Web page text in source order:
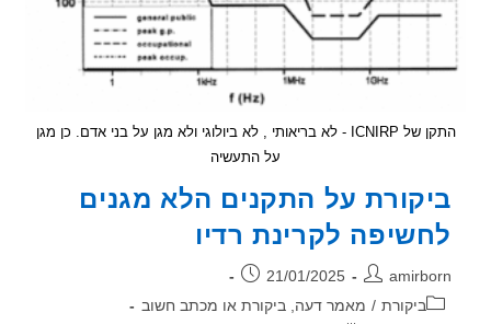
התקן של ICNIRP - לא בריאותי , לא ביולוגי ולא מגן על בני אדם. כן מגן
על התעשיה
על התקנים הלא מגנים
לקרינת רדיו
פורסם:
21/01/2025
ביקורת / מאמר דעה, ביקורת או מכתב חשוב